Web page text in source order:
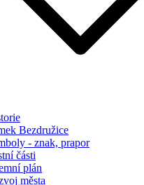
Bezdružice
- znak, prapor
části
plán
města